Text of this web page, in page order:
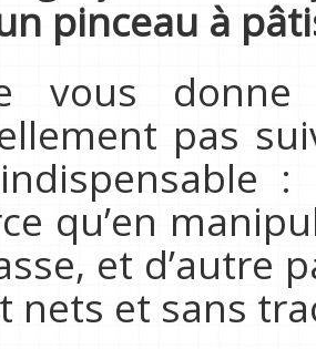
pinceau à
vous
pas
:
qu’en
et d’autre
nets et sans